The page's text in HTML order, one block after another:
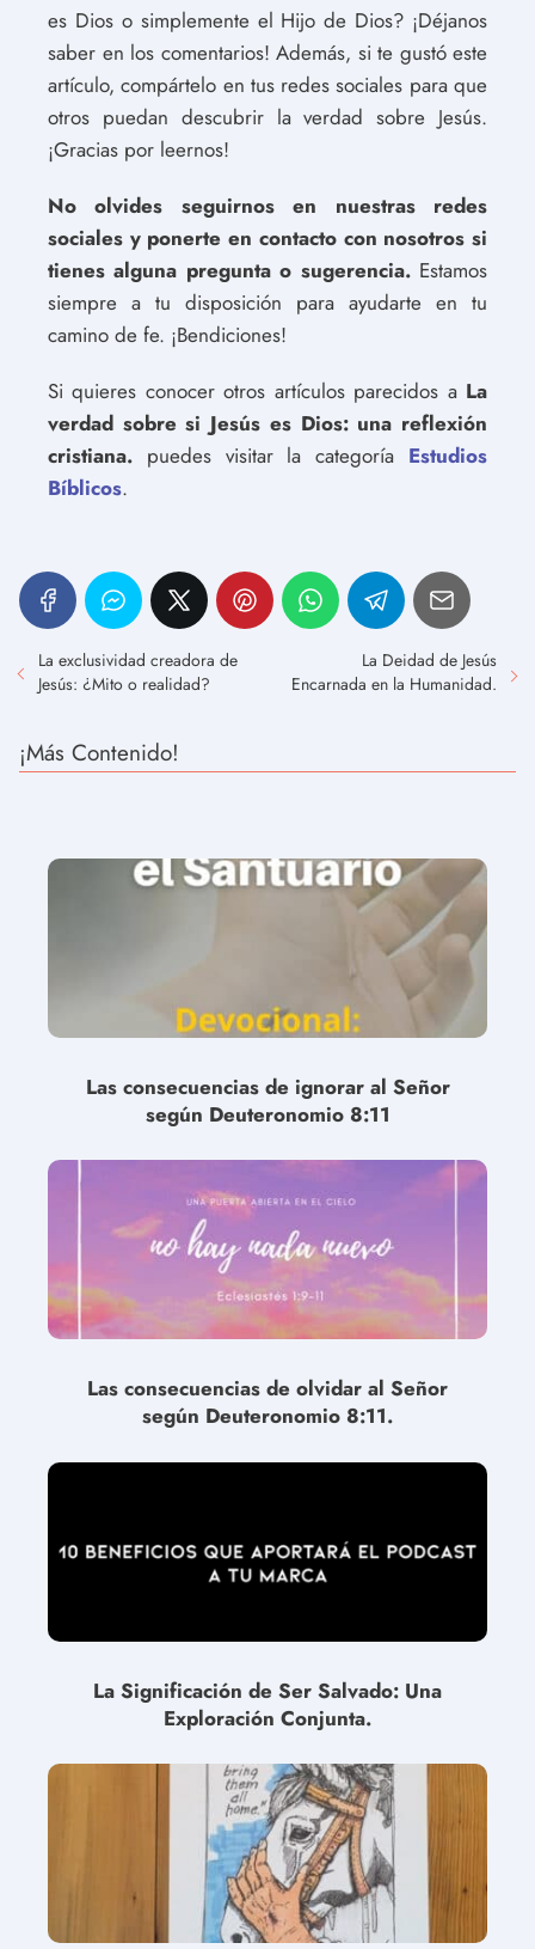
es Dios o simplemente el Hijo de Dios? ¡Déjanos
saber en los comentarios! Además, si te gustó este
artículo, compártelo en tus redes sociales para que
otros puedan descubrir la verdad sobre Jesús.
¡Gracias por leernos!
No olvides seguirnos en nuestras redes
sociales y ponerte en contacto con nosotros si
tienes alguna pregunta o sugerencia.Estamos
siempre a tu disposición para ayudarte en tu
camino de fe. ¡Bendiciones!
Si quieres conocer otros artículos parecidos a La
verdad sobre si Jesús es Dios: una reflexión
cristiana. puedes visitar la categoría Estudios
Bíblicos.
La exclusividad creadora de
Jesús: ¿Mito o realidad?
La Deidad de Jesús
Encarnada en la Humanidad.
¡Más Contenido!
Las consecuencias de ignorar al Señor
según Deuteronomio 8:11
Las consecuencias de olvidar al Señor
según Deuteronomio 8:11.
La Significación de Ser Salvado: Una
Exploración Conjunta.